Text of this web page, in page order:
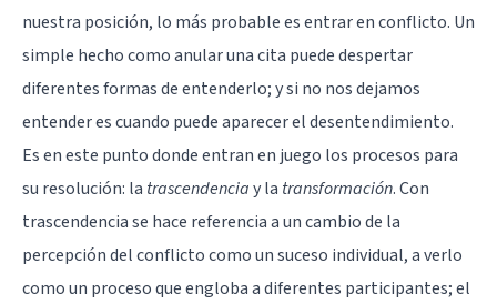
nuestra posición, lo más probable es entrar en conflicto. Un
simple hecho como anular una cita puede despertar
diferentes formas de entenderlo; y si no nos dejamos
entender es cuando puede aparecer el desentendimiento.
Es en este punto donde entran en juego los procesos para
su resolución: la trascendenciay la transformación. Con
trascendencia se hace referencia a un cambio de la
percepción del conflicto como un suceso individual, a verlo
como un proceso que engloba a diferentes participantes; el